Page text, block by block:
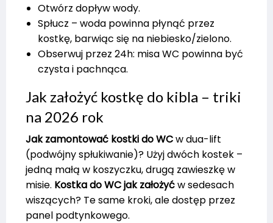
Otwórz dopływ wody.
Spłucz – woda powinna płynąć przez
kostkę, barwiąc się na niebiesko/zielono.
Obserwuj przez 24h: misa WC powinna być
czysta i pachnąca.
Jak założyć kostkę do kibla – triki
na 2026 rok
Jak zamontować kostki do WCw dua-lift
(podwójny spłukiwanie)? Użyj dwóch kostek –
jedną małą w koszyczku, drugą zawieszkę w
misie. Kostka do WC jak założyćw sedesach
wiszących? Te same kroki, ale dostęp przez
panel podtynkowego.